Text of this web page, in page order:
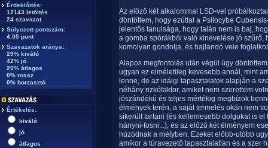
Érdeklődés:
12143 letöltés
24 szavazat
Súlyozott pontszám:
4.05 pont
Szavazatok aránya:
29% kiváló
42% jó
29% átlagos
0% rossz
0% borzasztó
Értékelés:
kiváló
jó
átlagos
Az előző két alkalommal LSD-vel
döntöttem, hogy ezúttal a Psilocybe
jelentős tanulsága, hogy talán nem is baj,
a gomba spórákból való kinevelése jó
komolyan gondolja, és hajlandó vele
Alapos megfontolás után végül úgy
ugyan ez elméletileg kevesebb annál, mint
lenne, de az idáigi tapasztalatok alapján a
néhány rizkófaktor, amiket nem szerettem
jószándékú és teljes mértékig megbízok
élmények terén, a saját termelés okán nem
sikerült tartani (és kellemesebb dolgokat is
hányni-fosni...), és az előző két élményem
húzódnak a mélyben. Ezeket előbb-utóbb
amikor a túravezető tapasztalatlan és a szer